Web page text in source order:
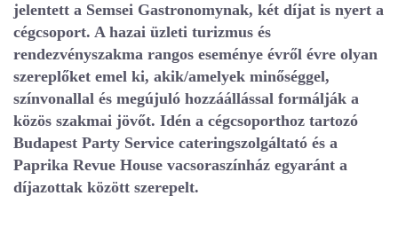
jelentett a Semsei Gastronomynak, két díjat is nyert a
cégcsoport. A hazai üzleti turizmus és
rendezvényszakma rangos eseménye évről évre olyan
szereplőket emel ki, akik/amelyek minőséggel,
színvonallal és megújuló hozzáállással formálják a
közös szakmai jövőt. Idén a cégcsoporthoz tartozó
Budapest Party Service cateringszolgáltató és a
Paprika Revue House vacsoraszínház egyaránt a
díjazottak között szerepelt.